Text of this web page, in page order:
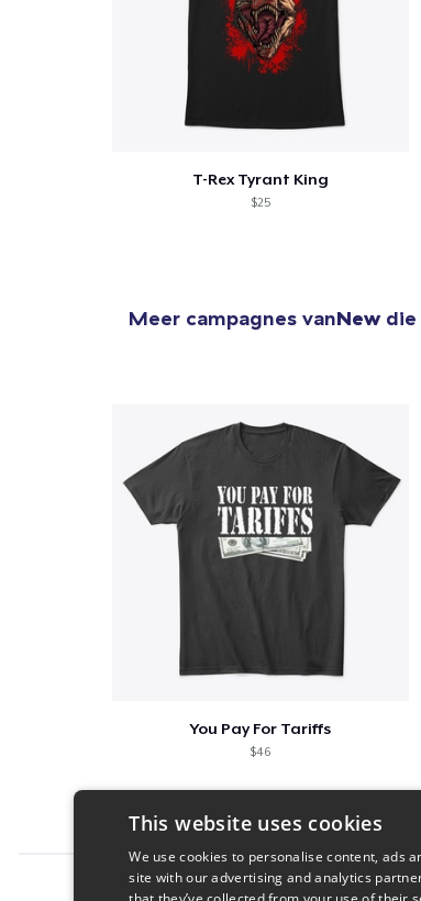
T-Rex Tyrant King
$25
Meer campagnes vanNewdie
You Pay For Tariffs
$46
Report this product
This website uses cookies
We use cookies to personalise content, ads
site with our advertising and analytics